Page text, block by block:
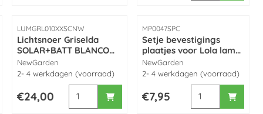
by NewGarden
10 x Multicolor LED (koppelbaar) made by NewGarden
voor Lichtsnoer Allegra 8 mtr. Rose met 10 x LED (koppelbaar)
Artikelnummer
LUMGRL010XXSCNW
Lichtsnoer Griselda
SOLAR+BATT BLANCO
(10 meter) made by
NewGarden
Merk:
NewGarden
2- 4 werkdagen (voorraad)
Prijs: 24,00
€24,00 Aantal kiezen voor Lichtsnoer Griselda
Artikelnummer
MP0047SPC
Setje bevestigings
plaatjes voor Lola lamp
NewGarden
Merk:
NewGarden
2- 4 werkdagen (voorraad)
Prijs: 7,95
€7,95